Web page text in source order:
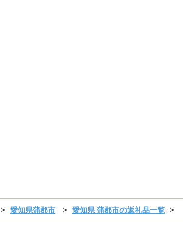
愛知県蒲郡市 愛知県 蒲郡市の返礼品一覧